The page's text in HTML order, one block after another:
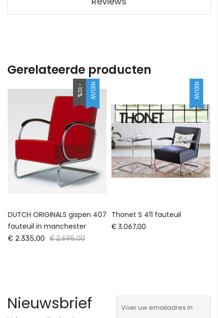
Gerelateerde producten
-10% NIEUW
DUTCH ORIGINALS gispen 407
fauteuil in manchester
€ 2.335,00 € 2.595,00
NIEUW
Thonet S 411 fauteuil
€ 3.067,00
Nieuwsbrief